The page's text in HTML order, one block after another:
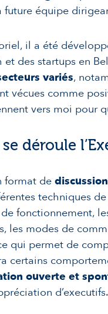
future équipe
il a été
des startups en
variés,
vécues comme
vers moi pour
déroule
format de
techniques
fonctionnement,
les modes de
qui permet de
certains
ouverte et
d’executifs.